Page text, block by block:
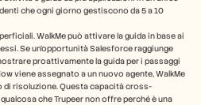
che ogni giorno gestiscono da 5 a 10
WalkMe può attivare la guida in base ai
Se un'opportunità Salesforce raggiunge
proattivamente la guida per i passaggi
viene assegnato a un nuovo agente, WalkMe
di risoluzione. Questa capacità cross-
che Trupeer non offre perché è una